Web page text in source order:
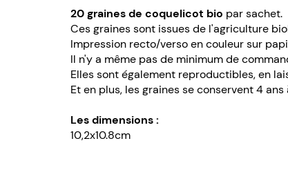
20 graines de coquelicot bio par sachet.
Ces graines sont issues de l'agriculture
Impression recto/verso en couleur sur
Il n'y a même pas de minimum de
Elles sont également reproductibles, en
Et en plus, les graines se conservent 4
Les dimensions :
10,2x10.8cm